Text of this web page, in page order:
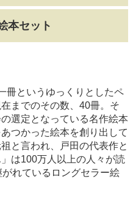
本セット
冊というゆっくりとしたペ
までのその数、40冊。そ
選定となっている名作絵本
つかった絵本を創り出して
と言われ、戸田の代表作と
は100万人以上の人々が読
れているロングセラー絵